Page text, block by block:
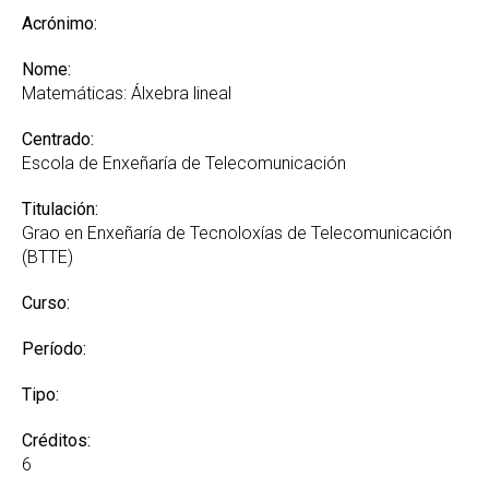
Acrónimo:
Nome:
Matemáticas: Álxebra lineal
Centrado:
Escola de Enxeñaría de Telecomunicación
Titulación:
Grao en Enxeñaría de Tecnoloxías de Telecomunicación
(BTTE)
Curso:
Período:
Tipo:
Créditos:
6